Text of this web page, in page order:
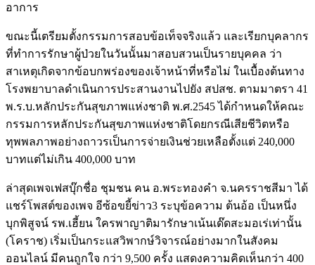
อาการ
ขณะนี้เตรียมตั้งกรรมการสอบข้อเท็จจริงแล้ว และเรียกบุคลากร
ที่ทำการรักษาผู้ป่วยในวันนั้นมาสอบสวนเป็นรายบุคคล ว่า
สาเหตุเกิดจากข้อบกพร่องของเจ้าหน้าที่หรือไม่ ในเบื้องต้นทาง
โรงพยาบาลดำเนินการประสานงานไปยัง สปสช. ตามมาตรา 41
พ.ร.บ.หลักประกันสุขภาพแห่งชาติ พ.ศ.2545 ได้กำหนดให้คณะ
กรรมการหลักประกันสุขภาพแห่งชาติโดยกรณีเสียชีวิตหรือ
ทุพพลภาพอย่างถาวรเป็นการจ่ายเงินช่วยเหลือตั้งแต่ 240,000
บาทแต่ไม่เกิน 400,000 บาท
ล่าสุดเพจเฟสบุ๊กชื่อ ชุมชน คน อ.พระทองคำ จ.นครราชสีมา ได้
แชร์โพสต์ของเพจ อีซ้อขยี้ข่าว3 ระบุข้อความ ต้นอ้อ เป็นหนึ่ง
บุกพิสูจน์ รพ.เฮี้ยน ใครพาญาติมารักษาเน้นเด๊ดสะมอเร่เท่านั้น
(โคราช) เริ่มเป็นกระแสวิพากษ์วิจารณ์อย่างมากในสังคม
ออนไลน์ มีคนถูกใจ กว่า 9,500 ครั้ง แสดงความคิดเห็นกว่า 400